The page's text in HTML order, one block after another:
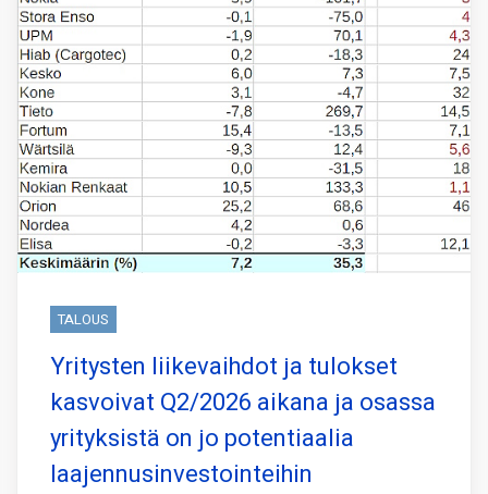
TALOUS
Yritysten liikevaihdot ja tulokset
kasvoivat Q2/2026 aikana ja osassa
yrityksistä on jo potentiaalia
laajennusinvestointeihin